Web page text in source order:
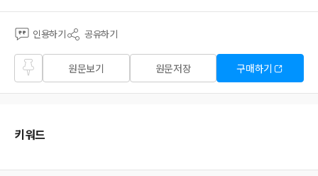
인용하기 공유하기
즐겨
찾기
원문보기 원문저장 구매하기
키워드